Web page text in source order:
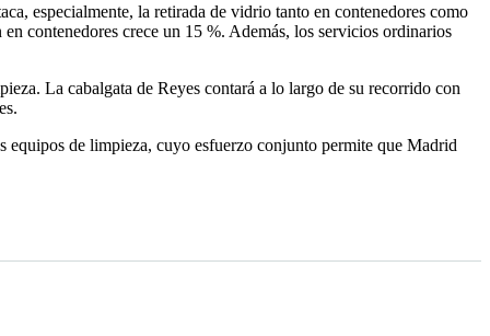
especialmente, la retirada de vidrio tanto en contenedores como
contenedores crece un 15 %. Además, los servicios ordinarios
La cabalgata de Reyes contará a lo largo de su recorrido con
de limpieza, cuyo esfuerzo conjunto permite que Madrid